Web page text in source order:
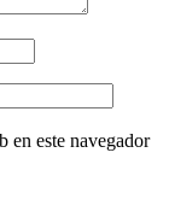
en este navegador